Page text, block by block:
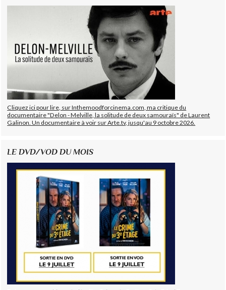
Cliquez ici pour lire, sur Inthemoodforcinema.com, ma critique du
documentaire "Delon - Melville, la solitude de deux samouraïs" de Laurent
Galinon. Un documentaire à voir sur Arte.tv, jusqu'au 9 octobre 2026.
LE DVD/VOD DU MOIS